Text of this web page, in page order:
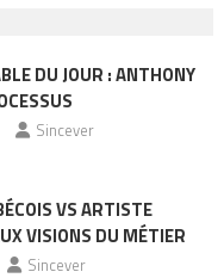
DU JOUR : ANTHONY
Sincever
VS ARTISTE
VISIONS DU MÉTIER
Sincever